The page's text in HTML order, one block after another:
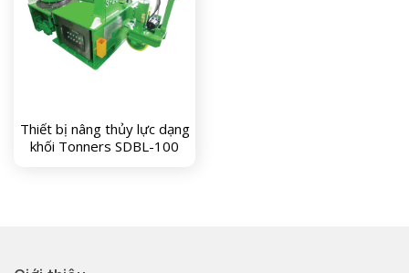
Thiết bị nâng thủy lực dạng
khối Tonners SDBL-100